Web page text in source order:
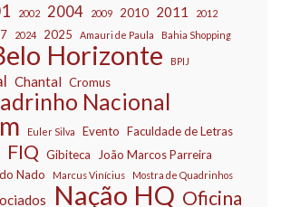
2002 2004 2009 2010 2011 2012
2024 2025 Amauri de Paula Bahia Shopping
Horizonte BPIJ
Chantal Cromus
Nacional
Euler Silva Evento Faculdade de Letras
FIQ Gibiteca
João Marcos Parreira
Nado Marcus Vinícius Mostra de Quadrinhos
Nação HQ Oficina